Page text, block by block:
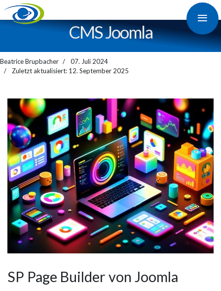
CMS Joomla
Beatrice Brupbacher
07. Juli 2024
Zuletzt aktualisiert: 12. September 2025
SP Page Builder von Joomla
≡